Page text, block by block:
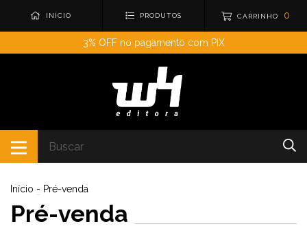
INÍCIO PRODUTOS CARRINHO 0
3% OFF no pagamento com PIX
Início - Pré-venda
Pré-venda